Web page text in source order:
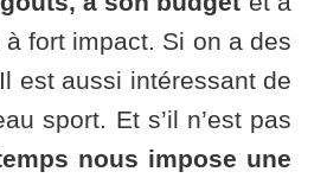
fort impact. Si on a des
est aussi intéressant de
sport. Et s’il n’est pas
nous impose une